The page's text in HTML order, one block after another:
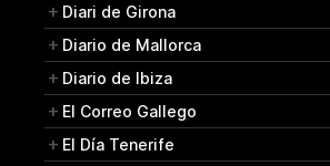
Diari de Girona
Diario de Mallorca
Diario de Ibiza
El Correo Gallego
El Día Tenerife